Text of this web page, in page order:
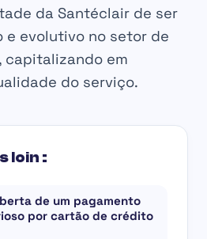
da Santéclair de ser
e evolutivo no setor de
capitalizando em
do serviço.
loin :
de um pagamento
por cartão de crédito